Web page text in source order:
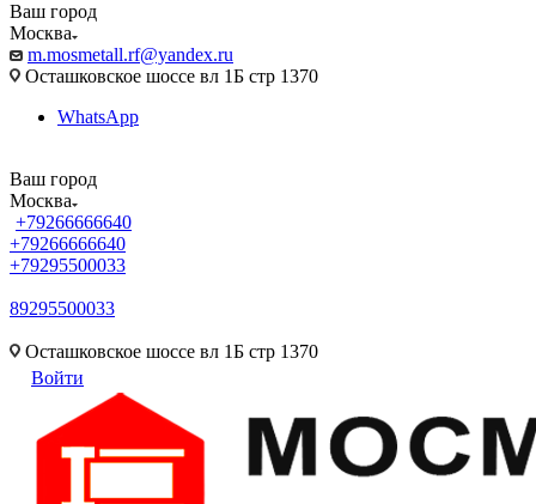
Ваш город
Москва
m.mosmetall.rf@yandex.ru
Осташковское шоссе вл 1Б стр 1370
WhatsApp
Ваш город
Москва
+79266666640
+79266666640
+79295500033
89295500033
Осташковское шоссе вл 1Б стр 1370
Войти